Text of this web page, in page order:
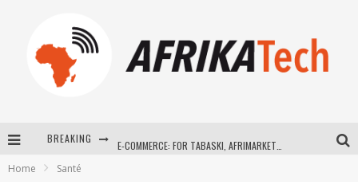
BREAKING
Home Santé